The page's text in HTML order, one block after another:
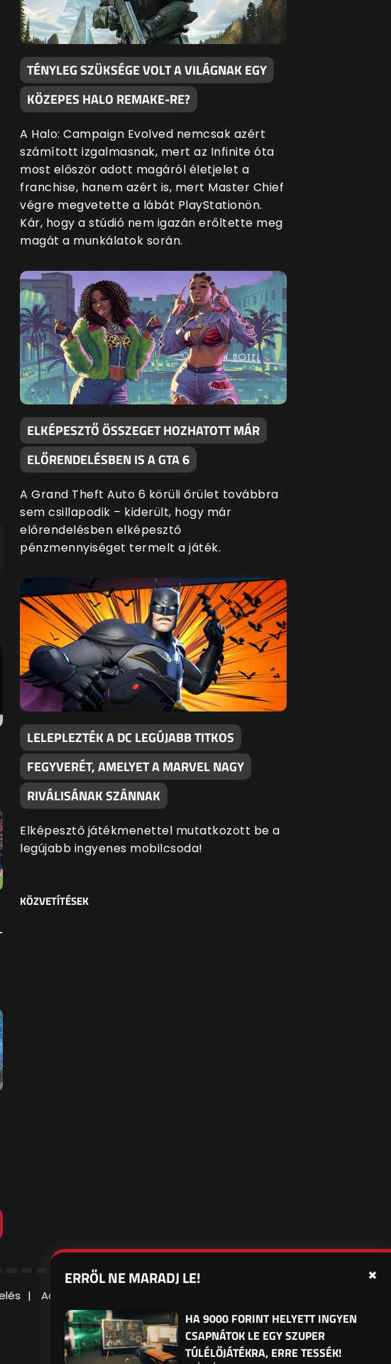
TÉNYLEG SZÜKSÉGE VOLT A VILÁGNAK EGY
KÖZEPES HALO REMAKE-RE?
A Halo: Campaign Evolved nemcsak azért
számított izgalmasnak, mert az Infinite óta
most először adott magáról életjelet a
franchise, hanem azért is, mert Master Chief
végre megvetette a lábát PlayStationön.
Kár, hogy a stúdió nem igazán erőltette meg
magát a munkálatok során.
ELKÉPESZTŐ ÖSSZEGET HOZHATOTT MÁR
ELŐRENDELÉSBEN IS A GTA 6
A Grand Theft Auto 6 körüli őrület továbbra
sem csillapodik – kiderült, hogy már
előrendelésben elképesztő
pénzmennyiséget termelt a játék.
LELEPLEZTÉK A DC LEGÚJABB TITKOS
FEGYVERÉT, AMELYET A MARVEL NAGY
RIVÁLISÁNAK SZÁNNAK
Elképesztő játékmenettel mutatkozott be a
legújabb ingyenes mobilcsoda!
KÖZVETÍTÉSEK
Adatvédelmi beállítások
Felhasználási Feltételek
ERRŐL NE MARADJ LE!
HA 9000 FORINT HELYETT INGYEN
CSAPNÁTOK LE EGY SZUPER
TÚLÉLŐJÁTÉKRA, ERRE TESSÉK!